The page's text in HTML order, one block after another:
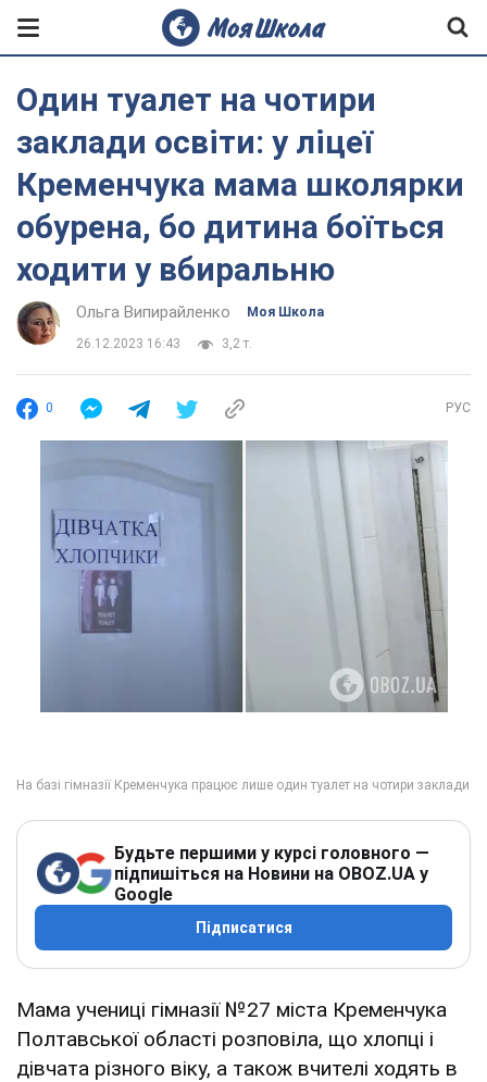
Один туалет на чотири
заклади освіти: у ліцеї
Кременчука мама школярки
обурена, бо дитина боїться
ходити у вбиральню
Ольга Випирайленко Моя Школа
26.12.2023 16:43 3,2 т.
0 РУС
Будьте першими у курсі головного —
підпишіться на Новини на OBOZ.UA у
Google
Підписатися
Мама учениці гімназії №27 міста Кременчука
Полтавської області розповіла, що хлопці і
дівчата різного віку, а також вчителі ходять в